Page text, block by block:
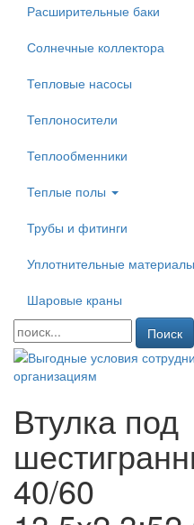
Расширительные баки
Солнечные коллектора
Тепловые насосы
Теплоносители
Теплообменники
Теплые полы
Трубы и фитинги
Уплотнительные
Шаровые краны
Поиск
Втулка под
40/60